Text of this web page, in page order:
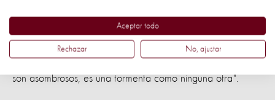
menudo son víctimas olvidadas en los desastres, y nuestros
equipos están en camino para protegerlos.
"Los informes iniciales de daños en lugares como Barbuda
son asombrosos, es una tormenta como ninguna otra".
Aceptar todo
Rechazar No, ajustar